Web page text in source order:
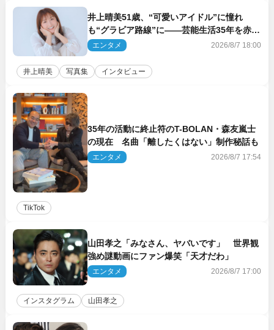
井上晴美51歳、“可愛いアイドル”に憧れ
も“グラビア路線”に――芸能生活35年を赤
裸々に語る 27年ぶりに写真集発売
エンタメ 2026/8/7 18:00
井上晴美 写真集 インタビュー
35年の活動に終止符のT-BOLAN・森友嵐士
の現在 名曲「離したくはない」制作秘話も
エンタメ 2026/8/7 17:54
TikTok
山田孝之「みなさん、ヤバいです」 世界観
強め謎動画にファン爆笑「天才だわ」
エンタメ 2026/8/7 17:00
インスタグラム 山田孝之